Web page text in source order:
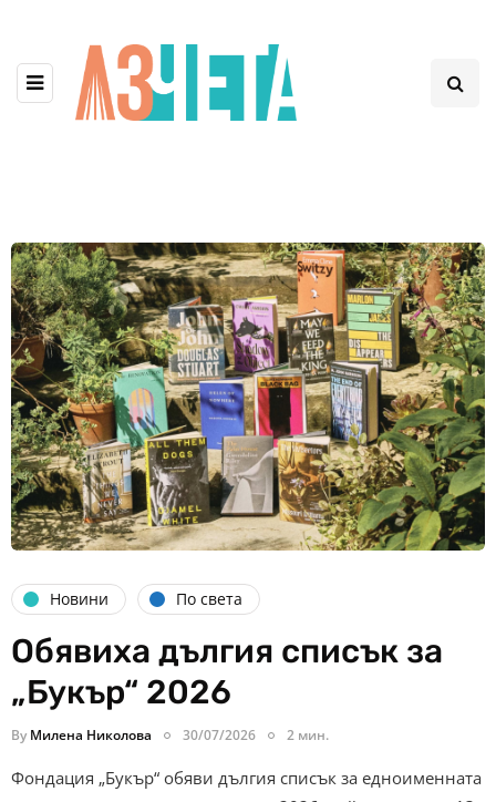
Новини По света
Обявиха дългия списък за
„Букър“ 2026
By Милена Николова 30/07/2026 2 мин.
Фондация „Букър“ обяви дългия списък за едноименната